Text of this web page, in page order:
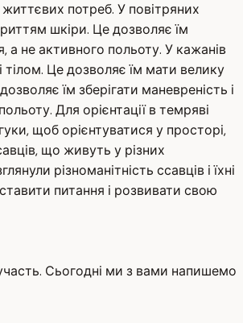
потреб. У повітряних
шкіри. Це дозволяє їм
а не активного польоту. У кажанів
Це дозволяє їм мати велику
їм зберігати маневреність і
Для орієнтації в темряві
щоб орієнтуватися у просторі,
що живуть у різних
різноманітність ссавців і їхні
питання і розвивати свою
Сьогодні ми з вами напишемо